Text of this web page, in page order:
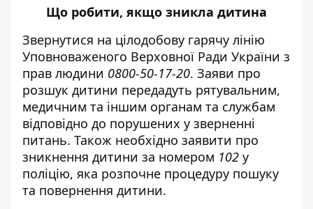
Що робити, якщо зникла дитина
Звернутися на цілодобову гарячу лінію
Уповноваженого Верховної Ради України з
прав людини 0800-50-17-20. Заяви про
розшук дитини передадуть рятувальним,
медичним та іншим органам та службам
відповідно до порушених у зверненні
питань. Також необхідно заявити про
зникнення дитини за номером 102 у
поліцію, яка розпочне процедуру пошуку
та повернення дитини.